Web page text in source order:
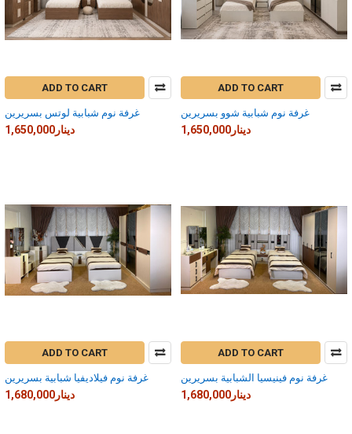
ADD TO CART
غرفة نوم شبابية لوتس بسريرين
1,650,000دينار
ADD TO CART
غرفة نوم شبابية شوو بسريرين
1,650,000دينار
ADD TO CART
غرفة نوم فيلاديفيا شبابية بسريرين
1,680,000دينار
ADD TO CART
غرفة نوم فينيسيا الشبابية بسريرين
1,680,000دينار